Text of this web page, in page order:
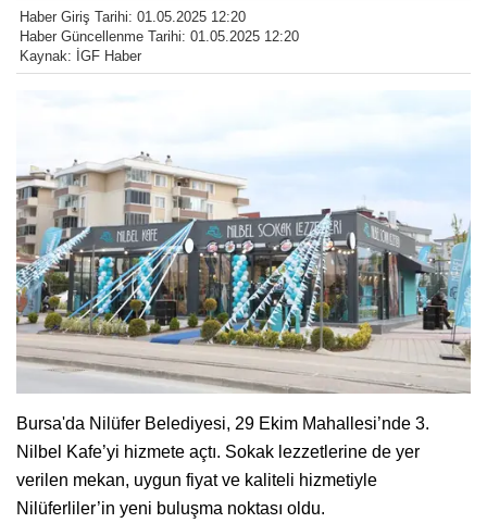
Haber Giriş Tarihi: 01.05.2025 12:20
Haber Güncellenme Tarihi: 01.05.2025 12:20
Kaynak: İGF Haber
Bursa'da Nilüfer Belediyesi, 29 Ekim Mahallesi’nde 3.
Nilbel Kafe’yi hizmete açtı. Sokak lezzetlerine de yer
verilen mekan, uygun fiyat ve kaliteli hizmetiyle
Nilüferliler’in yeni buluşma noktası oldu.